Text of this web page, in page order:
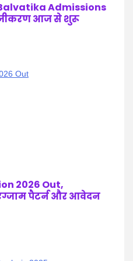
Admissions
आज से शुरू
2026 Out,
पैटर्न और आवेदन